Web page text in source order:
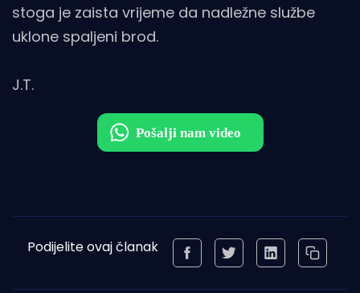
stoga je zaista vrijeme da nadležne službe
uklone spaljeni brod.
J.T.
Podijelite ovaj članak